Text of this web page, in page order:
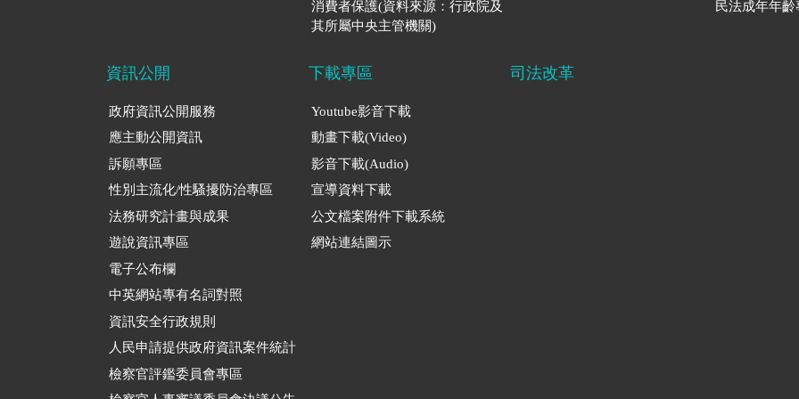
消費者保護(資料來源：行政院及
其所屬中央主管機關)
民法成年年齡
資訊公開
政府資訊公開服務
應主動公開資訊
訴願專區
性別主流化/性騷擾防治專區
法務研究計畫與成果
遊說資訊專區
電子公布欄
中英網站專有名詞對照
資訊安全行政規則
人民申請提供政府資訊案件統計
檢察官評鑑委員會專區
下載專區
Youtube影音下載
動畫下載(Video)
影音下載(Audio)
宣導資料下載
公文檔案附件下載系統
網站連結圖示
司法改革